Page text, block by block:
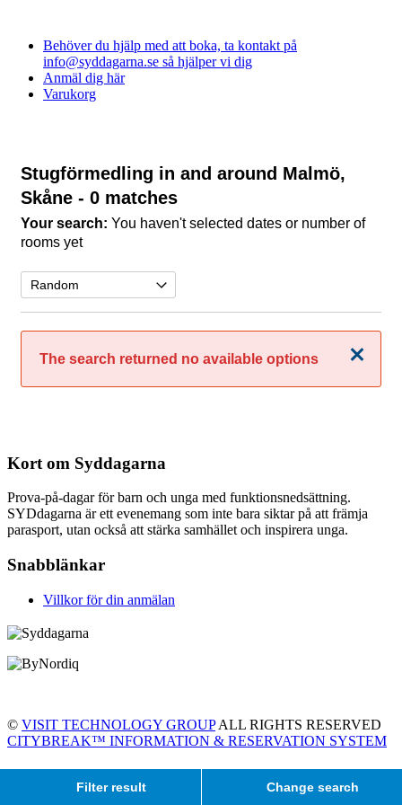
Behöver du hjälp med att boka, ta kontakt på
info@syddagarna.se så hjälper vi dig
Anmäl dig här
Varukorg
Stugförmedling in and around Malmö,
Skåne - 0 matches
Your search: You haven't selected dates or number of
rooms yet
Close
The search returned no available options
Filter result Change search
Kort om Syddagarna
Prova-på-dagar för barn och unga med funktionsnedsättning.
SYDdagarna är ett evenemang som inte bara siktar på att främja
parasport, utan också att stärka samhället och inspirera unga.
Snabblänkar
Villkor för din anmälan
© VISIT TECHNOLOGY GROUPALL RIGHTS RESERVED
CITYBREAK™ INFORMATION & RESERVATION SYSTEM